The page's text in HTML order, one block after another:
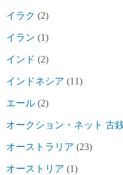
イラク (2)
イラン (1)
インド (2)
インドネシア (11)
エール (2)
オークション・ネット 古
オーストラリア (23)
オーストリア (1)